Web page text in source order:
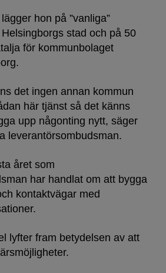
hon på ”vanliga”
stad och på 50
för kommunbolaget
det ingen annan kommun
här tjänst så det känns
upp någonting nytt, säger
leverantörsombudsman.
året som
har handlat om att bygga
kontaktvägar med
lyfter fram betydelsen av att